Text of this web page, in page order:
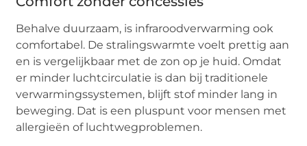
Behalve duurzaam, is infraroodverwarming ook
comfortabel. De stralingswarmte voelt prettig aan
en is vergelijkbaar met de zon op je huid. Omdat
er minder luchtcirculatie is dan bij traditionele
verwarmingssystemen, blijft stof minder lang in
beweging. Dat is een pluspunt voor mensen met
allergieën of luchtwegproblemen.